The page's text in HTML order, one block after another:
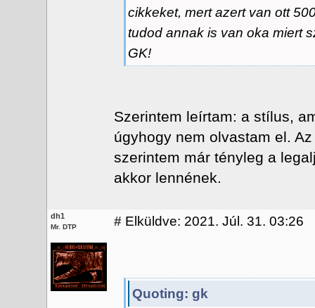
cikkeket, mert azert van ott
tudod annak is van oka miert
GK!
Szerintem leírtam: a stílus,
úgyhogy nem olvastam el.
szerintem már tényleg a
akkor lennének.
dh1
Mr. DTP # Elküldve: 2021. Júl. 31. 03:26
Quoting: gk